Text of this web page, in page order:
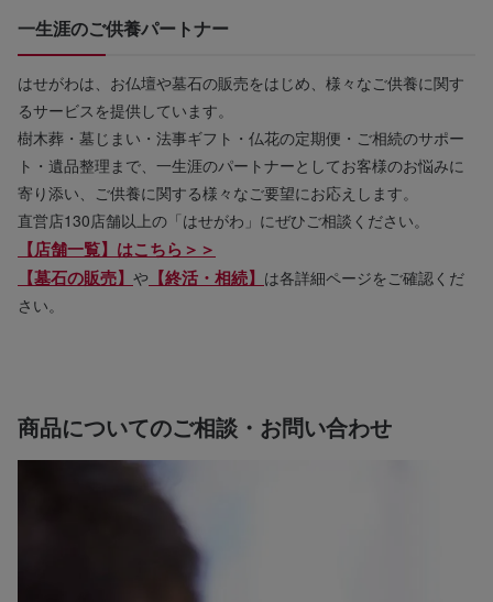
一生涯のご供養パートナー
はせがわは、お仏壇や墓石の販売をはじめ、様々なご供養に関す
るサービスを提供しています。
樹木葬・墓じまい・法事ギフト・仏花の定期便・ご相続のサポー
ト・遺品整理まで、一生涯のパートナーとしてお客様のお悩みに
寄り添い、ご供養に関する様々なご要望にお応えします。
直営店130店舗以上の「はせがわ」にぜひご相談ください。
【店舗一覧】はこちら＞＞
【墓石の販売】 や 【終活・相続】 は各詳細ページをご確認くだ
さい。
商品についてのご相談・お問い合わせ